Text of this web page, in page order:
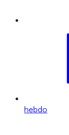
hebdo